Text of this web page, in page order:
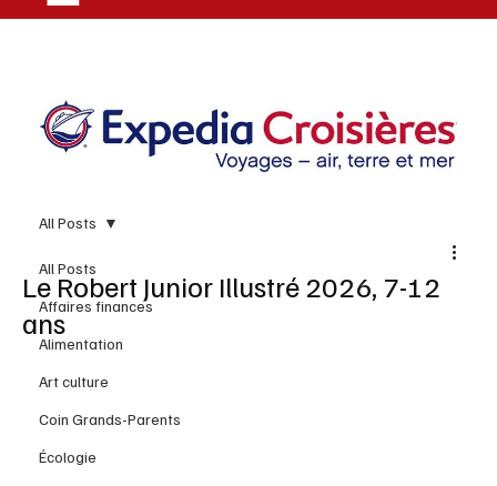
All Posts
Affaires finances
Alimentation
Art culture
Coin Grands-Parents
Écologie
All Posts
Le Robert Junior Illustré 2026, 7-12
ans